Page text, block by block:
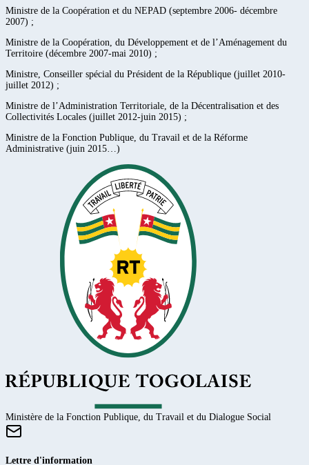
Ministre de la Coopération et du NEPAD (septembre 2006- décembre
2007) ;
Ministre de la Coopération, du Développement et de l’Aménagement du
Territoire (décembre 2007-mai 2010) ;
Ministre, Conseiller spécial du Président de la République (juillet 2010-
juillet 2012) ;
Ministre de l’Administration Territoriale, de la Décentralisation et des
Collectivités Locales (juillet 2012-juin 2015) ;
Ministre de la Fonction Publique, du Travail et de la Réforme
Administrative (juin 2015…)
Ministère de la Fonction Publique, du Travail et du Dialogue Social
Lettre d'information